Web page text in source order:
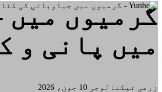
گرمیوں میں
میں پانی و
زرعی ٹیکنالوجی 10 جون، 2026